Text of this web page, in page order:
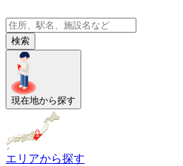
検索
現在地から探す
エリアから探す